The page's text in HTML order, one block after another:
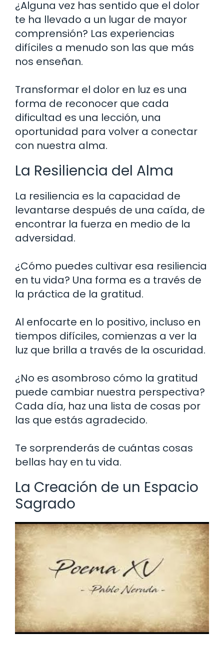
¿Alguna vez has sentido que el dolor
te ha llevado a un lugar de mayor
comprensión? Las experiencias
difíciles a menudo son las que más
nos enseñan.
Transformar el dolor en luz es una
forma de reconocer que cada
dificultad es una lección, una
oportunidad para volver a conectar
con nuestra alma.
La Resiliencia del Alma
La resiliencia es la capacidad de
levantarse después de una caída, de
encontrar la fuerza en medio de la
adversidad.
¿Cómo puedes cultivar esa resiliencia
en tu vida? Una forma es a través de
la práctica de la gratitud.
Al enfocarte en lo positivo, incluso en
tiempos difíciles, comienzas a ver la
luz que brilla a través de la oscuridad.
¿No es asombroso cómo la gratitud
puede cambiar nuestra perspectiva?
Cada día, haz una lista de cosas por
las que estás agradecido.
Te sorprenderás de cuántas cosas
bellas hay en tu vida.
La Creación de un Espacio
Sagrado